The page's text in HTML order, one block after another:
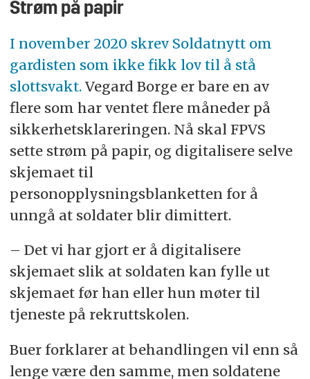
Strøm på papir
I november 2020 skrev Soldatnytt om
gardisten som ikke fikk lov til å stå
slottsvakt. Vegard Borge er bare en av
flere som har ventet flere måneder på
sikkerhetsklareringen. Nå skal FPVS
sette strøm på papir, og digitalisere selve
skjemaet til
personopplysningsblanketten for å
unngå at soldater blir dimittert.
– Det vi har gjort er å digitalisere
skjemaet slik at soldaten kan fylle ut
skjemaet før han eller hun møter til
tjeneste på rekruttskolen.
Buer forklarer at behandlingen vil enn så
lenge være den samme, men soldatene